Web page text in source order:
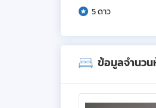
5 ดาว
ข้อมูลจำนว